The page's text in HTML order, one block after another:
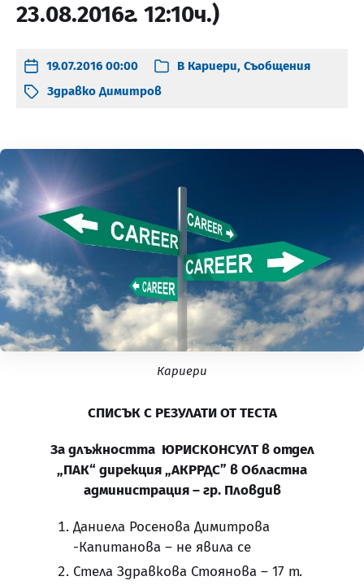
23.08.2016г. 12:10ч.)
19.07.2016 00:00 В Кариери, Съобщения
Здравко Димитров
Кариери
СПИСЪК С РЕЗУЛАТИ ОТ ТЕСТА
За длъжността ЮРИСКОНСУЛТ в отдел
„ПАК“ дирекция „АКРРДС” в Областна
администрация – гр. Пловдив
Даниела Росенова Димитрова
-Капитанова – не явила се
Стела Здравкова Стоянова – 17 т.